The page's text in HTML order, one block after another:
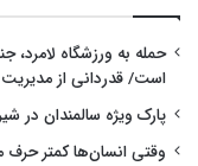
حمله به ورزشگاه لامرد،
است/ قدردانی از
پارک ویژه سالمندان در
وقتی انسان‌ها کمتر حرف